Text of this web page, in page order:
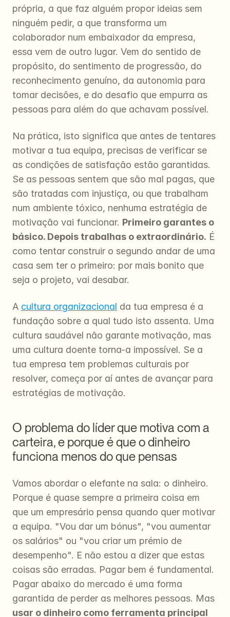
própria, a que faz alguém propor ideias sem
ninguém pedir, a que transforma um
colaborador num embaixador da empresa,
essa vem de outro lugar. Vem do sentido de
propósito, do sentimento de progressão, do
reconhecimento genuíno, da autonomia para
tomar decisões, e do desafio que empurra as
pessoas para além do que achavam possível.
Na prática, isto significa que antes de tentares
motivar a tua equipa, precisas de verificar se
as condições de satisfação estão garantidas.
Se as pessoas sentem que são mal pagas, que
são tratadas com injustiça, ou que trabalham
num ambiente tóxico, nenhuma estratégia de
motivação vai funcionar. Primeiro garantes o
básico. Depois trabalhas o extraordinário. É
como tentar construir o segundo andar de uma
casa sem ter o primeiro: por mais bonito que
seja o projeto, vai desabar.
A cultura organizacional da tua empresa é a
fundação sobre a qual tudo isto assenta. Uma
cultura saudável não garante motivação, mas
uma cultura doente torna-a impossível. Se a
tua empresa tem problemas culturais por
resolver, começa por aí antes de avançar para
estratégias de motivação.
O problema do líder que motiva com a
carteira, e porque é que o dinheiro
funciona menos do que pensas
Vamos abordar o elefante na sala: o dinheiro.
Porque é quase sempre a primeira coisa em
que um empresário pensa quando quer motivar
a equipa. "Vou dar um bónus", "vou aumentar
os salários" ou "vou criar um prémio de
desempenho". E não estou a dizer que estas
coisas são erradas. Pagar bem é fundamental.
Pagar abaixo do mercado é uma forma
usar o dinheiro como ferramenta principal